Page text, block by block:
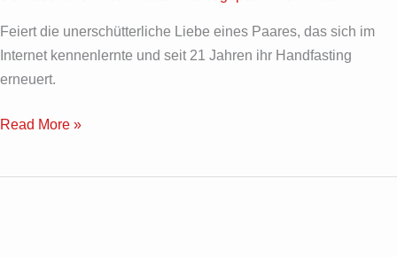
Feiert die unerschütterliche Liebe eines Paares, das sich im
Internet kennenlernte und seit 21 Jahren ihr Handfasting
erneuert.
Read More »